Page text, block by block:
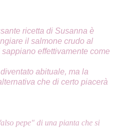
ricetta di Susanna è
il salmone crudo al
effettivamente come
abituale, ma la
che di certo piacerà
pepe" di una pianta che si